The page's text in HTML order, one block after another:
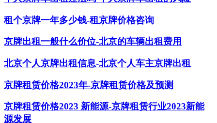
租个京牌一年多少钱-租京牌价格咨询
京牌出租一般什么价位-北京的车辆出租费用
北京个人京牌出租信息-北京个人车主京牌出租
京牌租赁价格2023年-京牌租赁价格及预测
京牌租赁价格2023 新能源-京牌租赁行业2023新能
源发展